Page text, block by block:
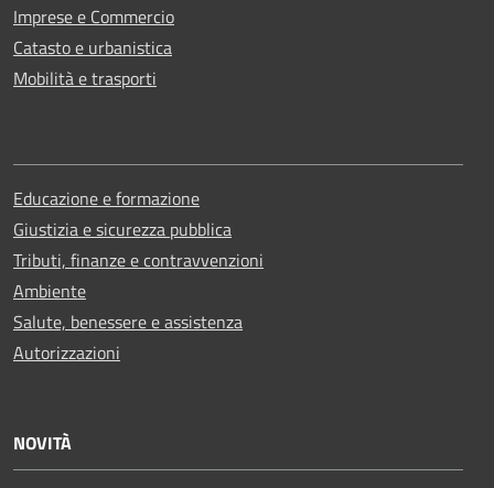
Imprese e Commercio
Catasto e urbanistica
Mobilità e trasporti
Educazione e formazione
Giustizia e sicurezza pubblica
Tributi, finanze e contravvenzioni
Ambiente
Salute, benessere e assistenza
Autorizzazioni
NOVITÀ